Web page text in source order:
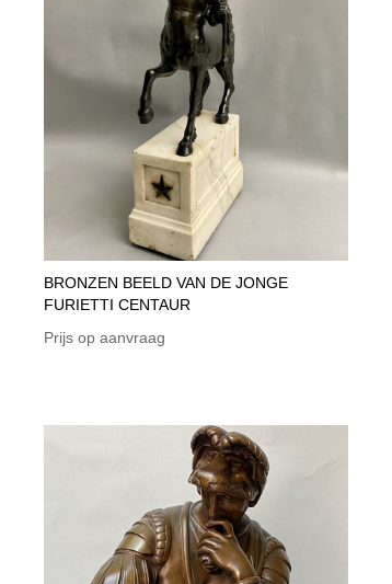
BRONZEN BEELD VAN DE JONGE
FURIETTI CENTAUR
Prijs op aanvraag